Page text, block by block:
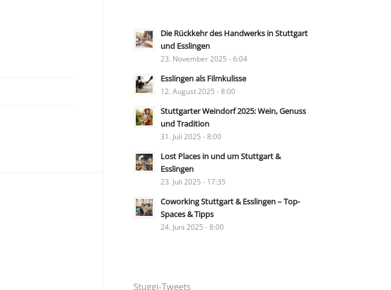
Die Rückkehr des Handwerks in Stuttgart
und Esslingen
23. November 2025 - 6:04
Esslingen als Filmkulisse
12. August 2025 - 8:00
Stuttgarter Weindorf 2025: Wein, Genuss
und Tradition
31. Juli 2025 - 8:00
Lost Places in und um Stuttgart &
Esslingen
23. Juli 2025 - 17:35
Coworking Stuttgart & Esslingen – Top-
Spaces & Tipps
24. Juni 2025 - 8:00
Stuggi-Tweets